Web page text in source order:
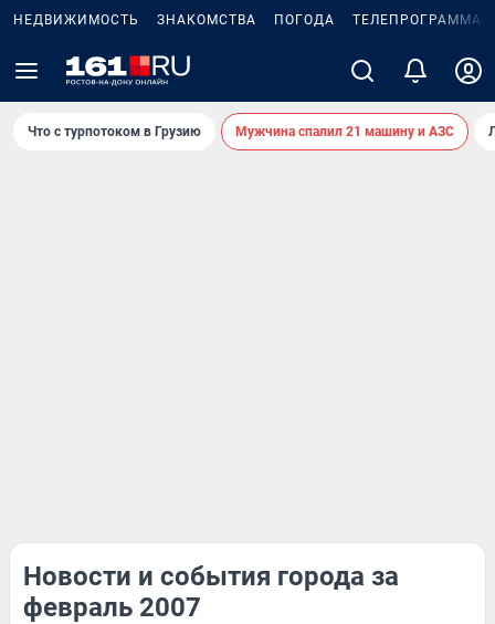
НЕДВИЖИМОСТЬ ЗНАКОМСТВА ПОГОДА ТЕЛЕПРОГРАММА
Что с турпотоком в Грузию Мужчина спалил 21 машину и АЗС
Новости и события города за
февраль 2007